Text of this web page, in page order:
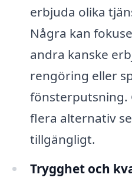
erbjuda olika
Några kan
andra kanske
rengöring eller
fönsterputsning.
flera alternativ
tillgängligt.
Trygghet och